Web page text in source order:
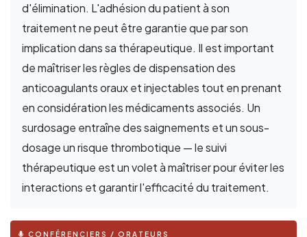
d'élimination. L'adhésion du patient à son
traitement ne peut être garantie que par son
implication dans sa thérapeutique. Il est important
de maîtriser les règles de dispensation des
anticoagulants oraux et injectables tout en prenant
en considération les médicaments associés. Un
surdosage entraîne des saignements et un sous-
dosage un risque thrombotique — le suivi
thérapeutique est un volet à maîtriser pour éviter les
interactions et garantir l'efficacité du traitement.
CONFÉRENCIERS / ORATEURS